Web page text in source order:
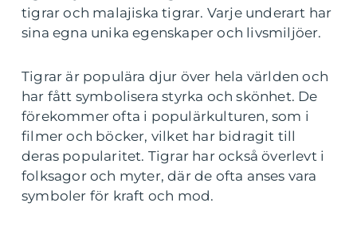
tigrar och malajiska tigrar. Varje underart har
sina egna unika egenskaper och livsmiljöer.
Tigrar är populära djur över hela världen och
har fått symbolisera styrka och skönhet. De
förekommer ofta i populärkulturen, som i
filmer och böcker, vilket har bidragit till
deras popularitet. Tigrar har också överlevt i
folksagor och myter, där de ofta anses vara
symboler för kraft och mod.